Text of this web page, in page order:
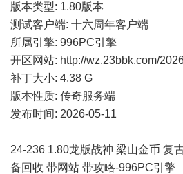
版本类型: 1.80版本
测试客户端: 十六周年客户端
所属引擎: 996PC引擎
开区网站: http://wz.23bbk.com/
补丁大小: 4.38 G
版本性质: 传奇服务端
发布时间: 2026-05-11
24-236 1.80龙版战神 梁山金币 复
备回收 带网站 带攻略-996PC引擎